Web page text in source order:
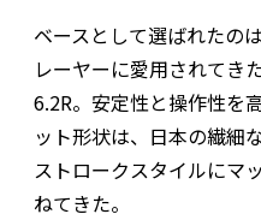
ベースとして選ばれたの
レーヤーに愛用されてき
6.2R。安定性と操作性を
ット形状は、日本の繊細
ストロークスタイルにマ
ねてきた。